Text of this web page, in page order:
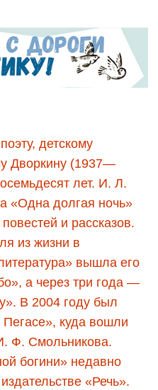
детскому
Дворкину (1937—
лет. И. Л.
«Одна долгая ночь»
и рассказов.
из жизни в
вышла его
а через три года —
В 2004 году был
куда вошли
Ф. Смольникова.
богини» недавно
«Речь».